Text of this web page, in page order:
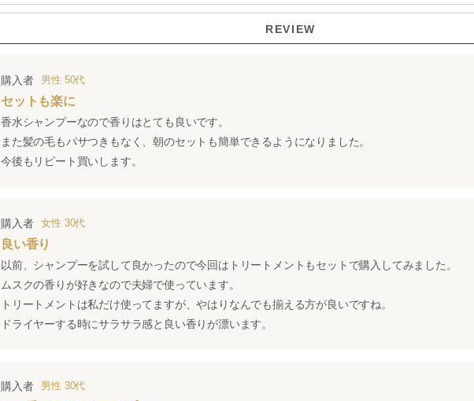
REVIEW
購入者 男性 50代
セットも楽に
香水シャンプーなので香りはとても良いです。
また髪の毛もパサつきもなく、朝のセットも簡単できるようになりました。
今後もリピート買いします。
購入者 女性 30代
良い香り
以前、シャンプーを試して良かったので今回はトリートメントもセットで購入してみました。
ムスクの香りが好きなので夫婦で使っています。
トリートメントは私だけ使ってますが、やはりなんでも揃える方が良いですね。
ドライヤーする時にサラサラ感と良い香りが漂います。
購入者 男性 30代